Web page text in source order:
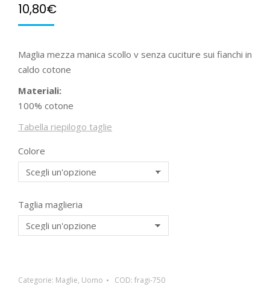
10,80€
Maglia mezza manica scollo v senza cuciture sui fianchi in
caldo cotone
Materiali:
100% cotone
Tabella riepilogo taglie
Colore
Taglia maglieria
Categorie: Maglie, Uomo COD: fragi-750